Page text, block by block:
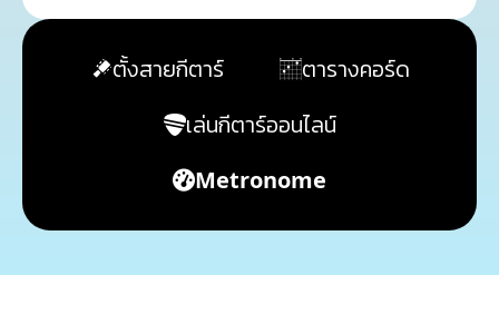
ตั้งสายกีตาร์
ตารางคอร์ด
เล่นกีตาร์ออนไลน์
Metronome